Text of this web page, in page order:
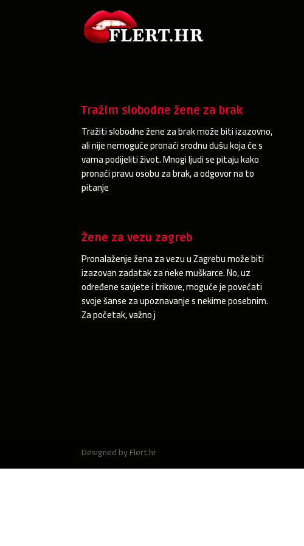
Tražim slobodne žene za brak
Tražiti slobodne žene za brak može biti izazovno,
ali nije nemoguće pronaći srodnu dušu koja će s
vama podijeliti život. Mnogi ljudi se pitaju kako
pronaći pravu osobu za brak, a odgovor na to
pitanje
Žene za vezu zagreb
Pronalaženje žena za vezu u Zagrebu može biti
izazovan zadatak za neke muškarce. No, uz
određene savjete i trikove, moguće je povećati
svoje šanse za upoznavanje s nekime posebnim.
Za početak, važno j
Designed by Flert.hr